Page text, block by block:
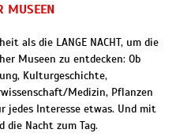
MUSEEN
als die LANGE NACHT, um die
Museen zu entdecken: Ob
Kulturgeschichte,
Medizin, Pflanzen
jedes Interesse etwas. Und mit
die Nacht zum Tag.